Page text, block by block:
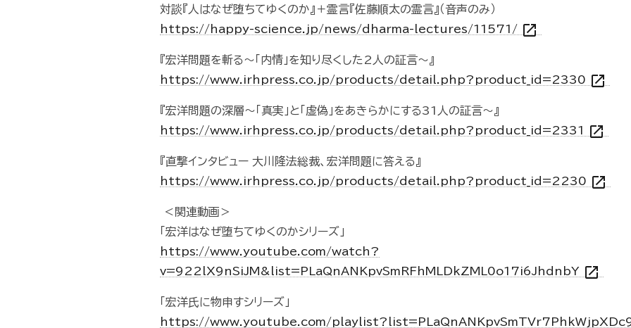
対談『人はなぜ堕ちてゆくのか』＋霊言『佐藤順太の霊言』（音声のみ）
https://happy-science.jp/news/dharma-lectures/11571/ open_in_new
『宏洋問題を斬る～「内情」を知り尽くした2人の証言～』
https://www.irhpress.co.jp/products/detail.php?product_id=2330 open_in_new
『宏洋問題の深層～「真実」と「虚偽」をあきらかにする31人の証言～』
https://www.irhpress.co.jp/products/detail.php?product_id=2331
open_in_new
『直撃インタビュー 大川隆法総裁、宏洋問題に答える』
https://www.irhpress.co.jp/products/detail.php?product_id=2230 open_in_new
＜関連動画＞
「宏洋はなぜ堕ちてゆくのかシリーズ」
https://www.youtube.com/watch?
v=922lX9nSiJM&list=PLaQnANKpvSmRFhMLDkZML0o17i6JhdnbY open_in_new
「宏洋氏に物申すシリーズ」
https://www.youtube.com/